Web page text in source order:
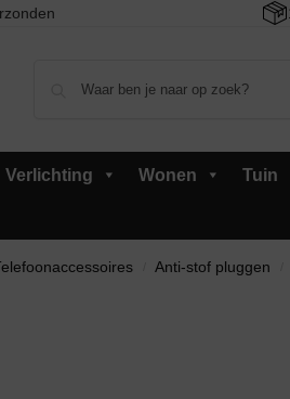
Verlichting Wonen Tuin
Anti-stof pluggen